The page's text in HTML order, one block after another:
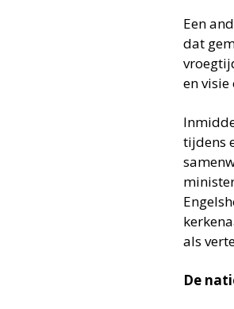
Een
dat
en
tijdens
als
De